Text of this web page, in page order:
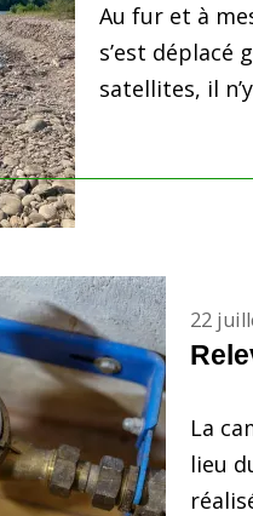
Au fur et à
s’est
satellites, il
22
La
lieu